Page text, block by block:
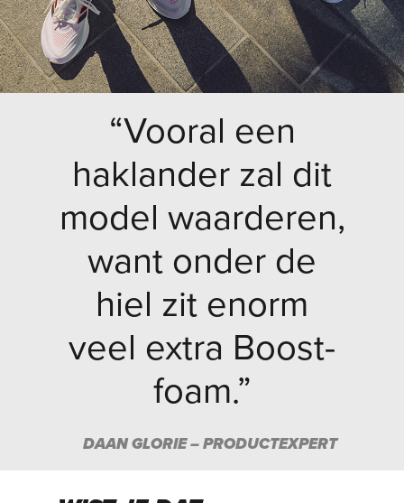
“Vooral een
haklander zal dit
model waarderen,
want onder de
hiel zit enorm
veel extra Boost-
foam.”
DAAN GLORIE – PRODUCTEXPERT